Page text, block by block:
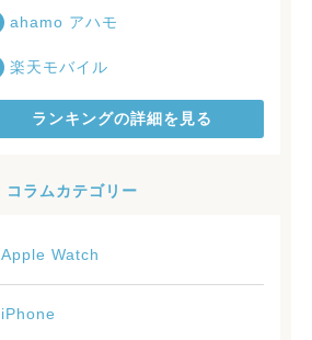
ahamo アハモ
楽天モバイル
ランキングの詳細を見る
コラムカテゴリー
Apple Watch
iPhone